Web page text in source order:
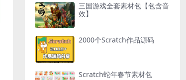
三国游戏全套素材包【包含音
效】
2000个Scratch作品源码
Scratch蛇年春节素材包